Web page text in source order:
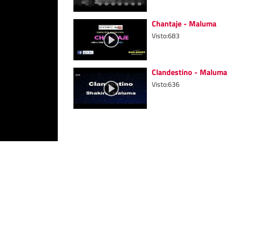
Chantaje - Maluma
Visto:683
Clandestino - Maluma
Visto:636